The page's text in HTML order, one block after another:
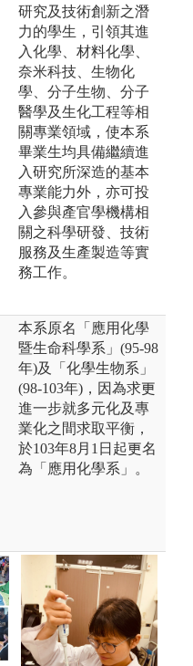
研究及技術創新之潛
力的學生，引領其進
入化學、材料化學、
奈米科技、生物化
學、分子生物、分子
醫學及生化工程等相
關專業領域，使本系
畢業生均具備繼續進
入研究所深造的基本
專業能力外，亦可投
入參與產官學機構相
關之科學研發、技術
服務及生產製造等實
務工作。
本系原名「應用化學
暨生命科學系」(95-98
年)及「化學生物系」
(98-103年)，因為求更
進一步就多元化及專
業化之間求取平衡，
於103年8月1日起更名
為「應用化學系」。
設計實務法：